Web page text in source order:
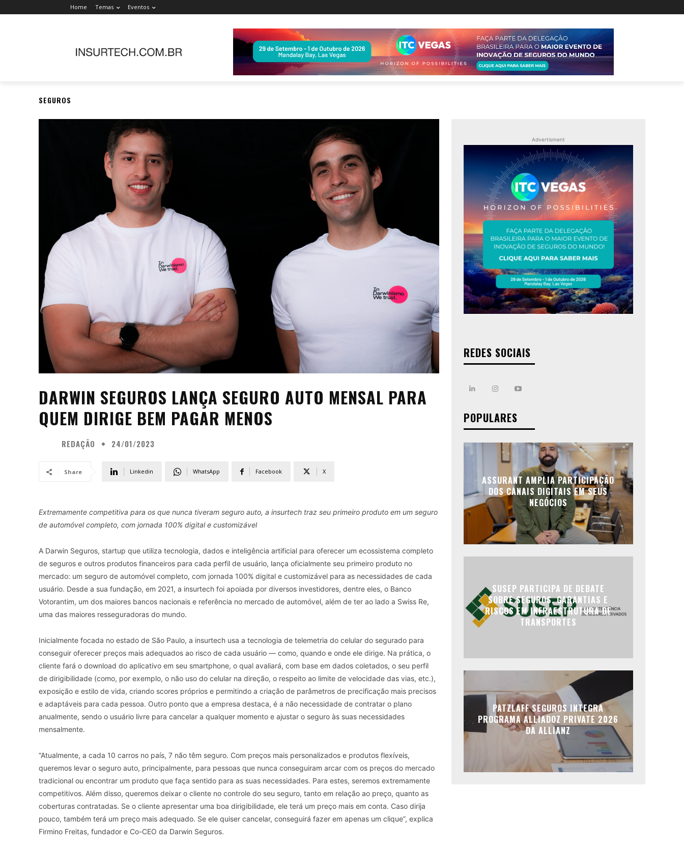
Home Temas Eventos
SEGUROS
DARWIN SEGUROS LANÇA SEGURO AUTO MENSAL PARA
QUEM DIRIGE BEM PAGAR MENOS
REDAÇÃO 24/01/2023
Share Linkedin WhatsApp Facebook X
Extremamente competitiva para os que nunca tiveram seguro auto, a insurtech traz seu primeiro produto em um seguro
de automóvel completo, com jornada 100% digital e customizável
A Darwin Seguros, startup que utiliza tecnologia, dados e inteligência artificial para oferecer um ecossistema completo
de seguros e outros produtos financeiros para cada perfil de usuário, lança oficialmente seu primeiro produto no
mercado: um seguro de automóvel completo, com jornada 100% digital e customizável para as necessidades de cada
usuário. Desde a sua fundação, em 2021, a insurtech foi apoiada por diversos investidores, dentre eles, o Banco
Votorantim, um dos maiores bancos nacionais e referência no mercado de automóvel, além de ter ao lado a Swiss Re,
uma das maiores resseguradoras do mundo.
Inicialmente focada no estado de São Paulo, a insurtech usa a tecnologia de telemetria do celular do segurado para
conseguir oferecer preços mais adequados ao risco de cada usuário — como, quando e onde ele dirige. Na prática, o
cliente fará o download do aplicativo em seu smartphone, o qual avaliará, com base em dados coletados, o seu perfil
de dirigibilidade (como, por exemplo, o não uso do celular na direção, o respeito ao limite de velocidade das vias, etc.),
exposição e estilo de vida, criando scores próprios e permitindo a criação de parâmetros de precificação mais precisos
e adaptáveis para cada pessoa. Outro ponto que a empresa destaca, é a não necessidade de contratar o plano
anualmente, sendo o usuário livre para cancelar a qualquer momento e ajustar o seguro às suas necessidades
mensalmente.
“Atualmente, a cada 10 carros no país, 7 não têm seguro. Com preços mais personalizados e produtos flexíveis,
queremos levar o seguro auto, principalmente, para pessoas que nunca conseguiram arcar com os preços do mercado
tradicional ou encontrar um produto que faça sentido para as suas necessidades. Para estes, seremos extremamente
competitivos. Além disso, queremos deixar o cliente no controle do seu seguro, tanto em relação ao preço, quanto as
coberturas contratadas. Se o cliente apresentar uma boa dirigibilidade, ele terá um preço mais em conta. Caso dirija
pouco, também terá um preço mais adequado. Se ele quiser cancelar, conseguirá fazer em apenas um clique”, explica
Firmino Freitas, fundador e Co-CEO da Darwin Seguros.
Advertisment
REDES SOCIAIS
POPULARES
ASSURANT AMPLIA PARTICIPAÇÃO
DOS CANAIS DIGITAIS EM SEUS
NEGÓCIOS
SUSEP PARTICIPA DE DEBATE
SOBRE SEGUROS, GARANTIAS E
RISCOS EM INFRAESTRUTURA DE
TRANSPORTES
PATZLAFF SEGUROS INTEGRA
PROGRAMA ALLIADOZ PRIVATE 2026
DA ALLIANZ